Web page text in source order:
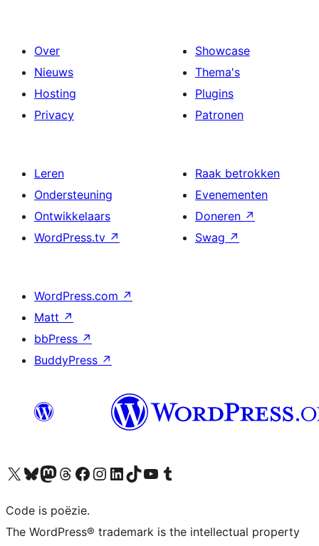
Over
Nieuws
Hosting
Privacy
Showcase
Thema's
Plugins
Patronen
Leren
Ondersteuning
Ontwikkelaars
WordPress.tv ↗
Raak betrokken
Evenementen
Doneren ↗
Swag ↗
WordPress.com ↗
Matt ↗
bbPress ↗
BuddyPress ↗
Bezoek ons X (voorheen Twitter) account
Bezoek ons Bluesky account
Bezoek ons Mastodon account
Bezoek ons Threads account
Onze Facebook pagina bezoeken
Bezoek ons Instagram account
Bezoek ons LinkedIn account
Bezoek ons TikTok account
Bezoek ons YouTube kanaalBezoek ons Tumblr account
Code is poëzie.
The WordPress® trademark is the intellectual property